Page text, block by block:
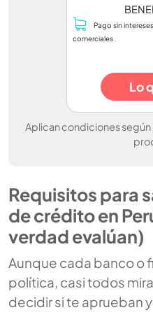
Pago sin
comerciales
Lo
Aplican condiciones
Requisitos para
de crédito en
verdad evalúan)
Aunque cada banco o
política, casi todos
decidir si te aprueban